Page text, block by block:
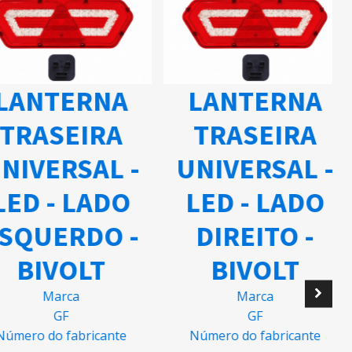
-
- LADO
-
BIVOLT
Marca
GF
do fabricante
LANTERNA
TRASEIRA
UNIVERSAL -
LED - LADO
DIREITO -
BIVOLT
Marca
GF
Número do fabricante